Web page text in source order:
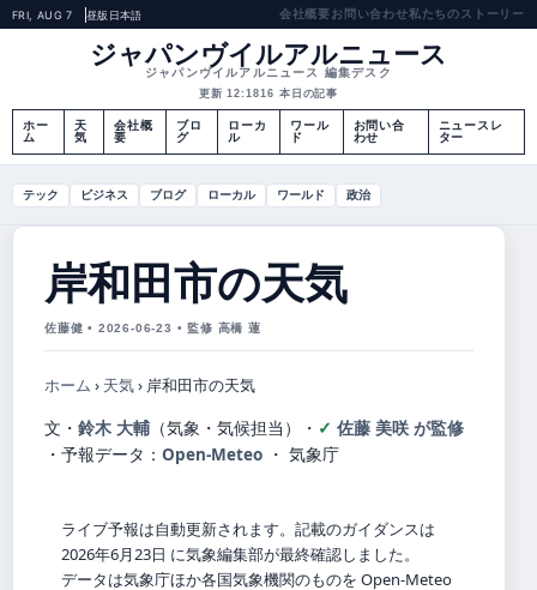
FRI, AUG 7 昼版 日本語 会社概要お問い合わせ私たちのストーリー
ジャパンヴイルアルニュース
ジャパンヴイルアルニュース 編集デスク
更新 12:1816 本日の記事
ホー
ム
天
気
会社概
要
ブロ
グ
ローカ
ル
ワール
ド
お問い合
わせ
ニュースレ
ター
テック ビジネス ブログ ローカル ワールド 政治
岸和田市の天気
佐藤健 • 2026-06-23 • 監修 高橋 蓮
ホーム › 天気› 岸和田市の天気
文・ 鈴木 大輔 （気象・気候担当） ・
佐藤 美咲 が監修
・ 予報データ： Open-Meteo ・ 気象庁
ライブ予報は自動更新されます。記載のガイダンスは
2026年6月23日 に気象編集部が最終確認しました。
データは気象庁ほか各国気象機関のものを Open-Meteo